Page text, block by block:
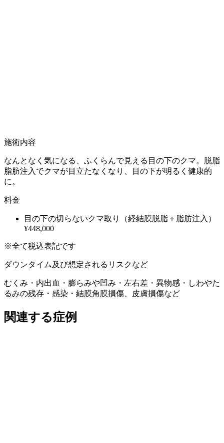
施術内容
なんとなく気になる、ふくらんで見える目の下のクマ。脱脂
脂肪注入でクマが目立たなくなり、目の下が明るく健康的
に。
料金
目の下の切らないクマ取り（経結膜脱脂＋脂肪注入）
¥448,000
※全て税込表記です
ダウンタイム及び想定されるリスクなど
むくみ・内出血・膨らみや凹み・左右差・異物感・しわやた
るみの残存・感染・結膜角膜損傷、皮膚損傷など
関連する症例